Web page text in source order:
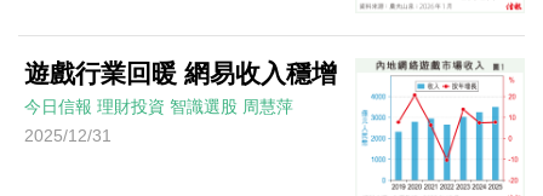
遊戲行業回暖 網易收入穩增
今日信報 理財投資 智識選股 周慧萍
2025/12/31